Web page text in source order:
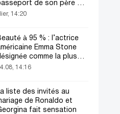
de son père a
tous les regards
14:20
à 95 % : l’actrice
Emma Stone
comme la plus
femme du monde !
14:16
liste des invités au
de Ronaldo et
fait sensation